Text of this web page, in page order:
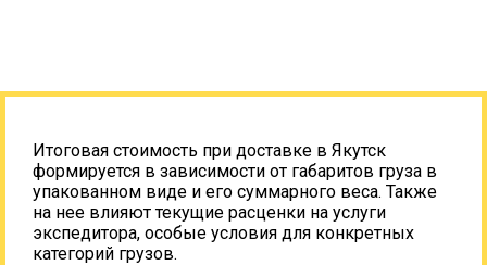
Итоговая стоимость при доставке в Якутск
формируется в зависимости от габаритов груза в
упакованном виде и его суммарного веса. Также
на нее влияют текущие расценки на услуги
экспедитора, особые условия для конкретных
категорий грузов.